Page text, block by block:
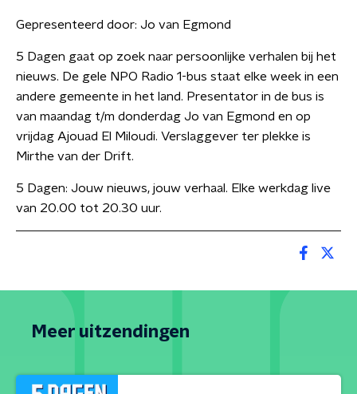
Gepresenteerd door: Jo van Egmond
5 Dagen gaat op zoek naar persoonlijke verhalen bij het
nieuws. De gele NPO Radio 1-bus staat elke week in een
andere gemeente in het land. Presentator in de bus is
van maandag t/m donderdag Jo van Egmond en op
vrijdag Ajouad El Miloudi. Verslaggever ter plekke is
Mirthe van der Drift.
5 Dagen: Jouw nieuws, jouw verhaal. Elke werkdag live
van 20.00 tot 20.30 uur.
Meer uitzendingen